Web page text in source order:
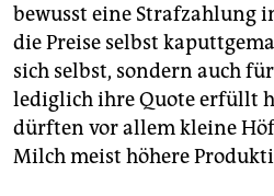
bewusst eine Strafzahlung
die Preise selbst
sich selbst, sondern auch
lediglich ihre Quote erfüllt
dürften vor allem kleine
Milch meist höhere